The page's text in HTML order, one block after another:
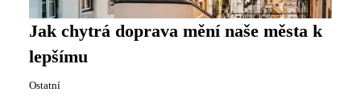
Jak chytrá doprava mění naše města k
lepšímu
Ostatní